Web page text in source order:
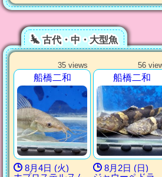
古代・中・大型魚
35 views
船橋二和
8月4日 (火)
56
船橋二和
8月2日 (日)